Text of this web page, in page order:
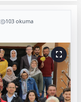
103 okuma